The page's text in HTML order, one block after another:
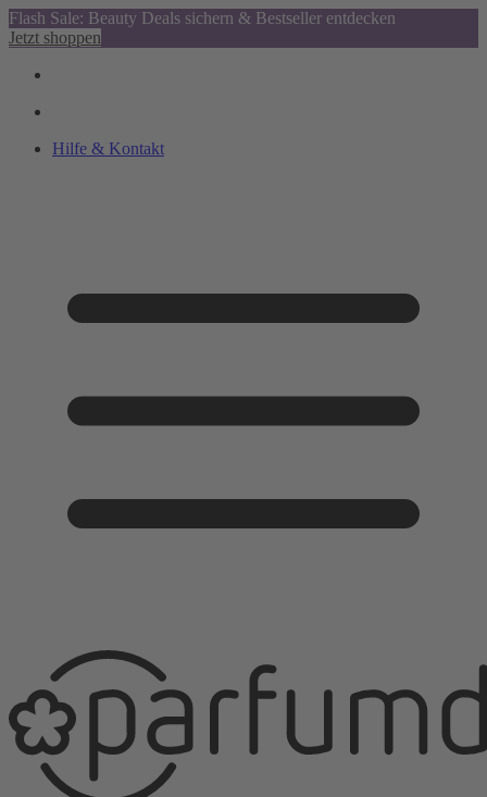
Flash Sale: Beauty Deals sichern & Bestseller entdecken
Jetzt shoppen
Hilfe & Kontakt